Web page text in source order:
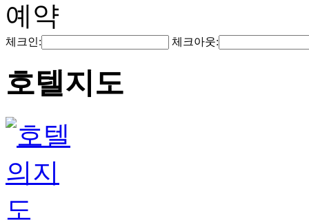
예약
체크인: 체크아웃:
호텔지도